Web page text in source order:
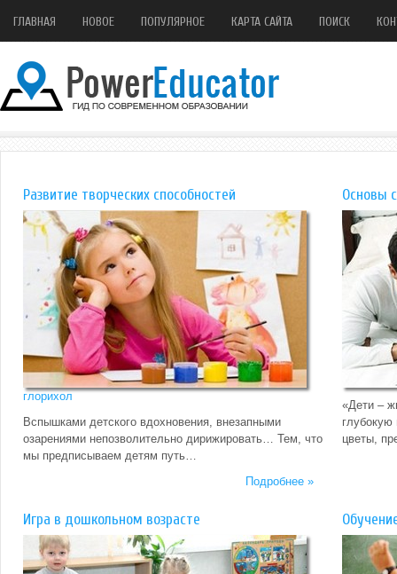
ГЛАВНАЯ НОВОЕ ПОПУЛЯРНОЕ КАРТА САЙТА ПОИСК
Развитие творческих способностей
глорихол
Вспышками детского вдохновения, внезапными
озарениями непозволительно дирижировать… Тем, что
мы предписываем детям путь…
Подробнее »
Основы
«Дети –
цветы,
Игра в дошкольном возрасте